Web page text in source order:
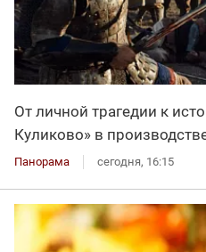
От личной трагедии к
Куликово» в
Панорама сегодня, 16:15